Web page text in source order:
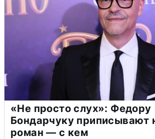
«Не просто слух»: Федору
Бондарчуку приписывают
роман — с кем